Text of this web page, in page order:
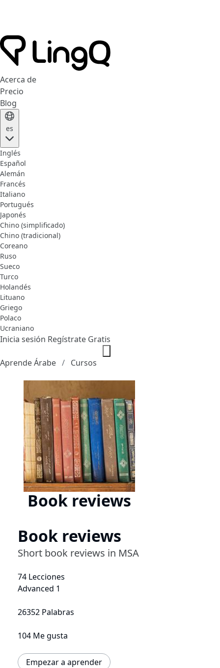
Acerca de
Precio
Blog
es
Inglés
Español
Alemán
Francés
Italiano
Portugués
Japonés
Chino (simplificado)
Chino (tradicional)
Coreano
Ruso
Sueco
Turco
Holandés
Lituano
Griego
Polaco
Ucraniano
Inicia sesión Regístrate Gratis
Aprende Árabe Cursos
Book reviews
Book reviews
Short book reviews in MSA
74 Lecciones
Advanced 1
26352 Palabras
104 Me gusta
Empezar a aprender